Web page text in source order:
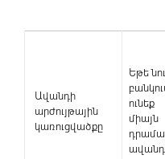
Ավանդի
արժույթային
կառուցվածքը
Եթե
ունեք
միայն
ավանդ